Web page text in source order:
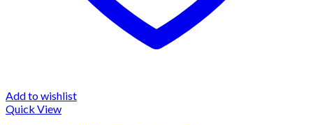
Add to wishlist
Quick View